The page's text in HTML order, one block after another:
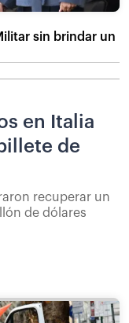
sin brindar un
en Italia
de
recuperar un
de dólares